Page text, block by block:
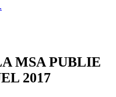
MSA PUBLIE
2017